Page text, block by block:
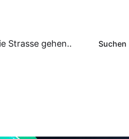
Strasse gehen.. Suchen